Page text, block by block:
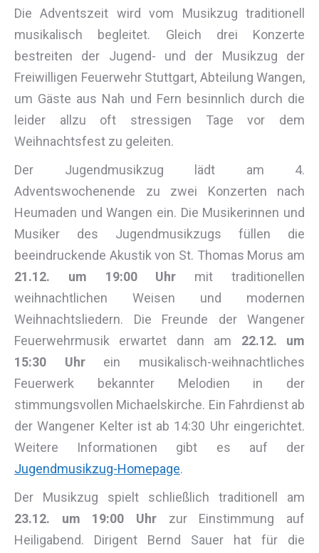
Die Adventszeit wird vom Musikzug traditionell
musikalisch begleitet. Gleich drei Konzerte
bestreiten der Jugend- und der Musikzug der
Freiwilligen Feuerwehr Stuttgart, Abteilung Wangen,
um Gäste aus Nah und Fern besinnlich durch die
leider allzu oft stressigen Tage vor dem
Weihnachtsfest zu geleiten.
Der Jugendmusikzug lädt am 4.
Adventswochenende zu zwei Konzerten nach
Heumaden und Wangen ein. Die Musikerinnen und
Musiker des Jugendmusikzugs füllen die
beeindruckende Akustik von St. Thomas Morus am
21.12. um 19:00 Uhr mit traditionellen
weihnachtlichen Weisen und modernen
Weihnachtsliedern. Die Freunde der Wangener
Feuerwehrmusik erwartet dann am 22.12. um
15:30 Uhrein musikalisch-weihnachtliches
Feuerwerk bekannter Melodien in der
stimmungsvollen Michaelskirche. Ein Fahrdienst ab
der Wangener Kelter ist ab 14:30 Uhr eingerichtet.
Weitere Informationen gibt es auf der
Jugendmusikzug-Homepage.
Der Musikzug spielt schließlich traditionell am
23.12. um 19:00 Uhr zur Einstimmung auf
Heiligabend. Dirigent Bernd Sauer hat für die